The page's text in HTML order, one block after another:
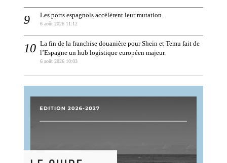
Les ports espagnols accélèrent leur mutation.
6 août 2026 11:12
La fin de la franchise douanière pour Shein et Temu fait de
l’Espagne un hub logistique européen majeur.
6 août 2026 10:03